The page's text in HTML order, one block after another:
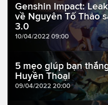
Genshin Impact:
về Nguyên Tố Thảo
3.0
10/04/2022 09:00
5 mẹo giúp bạn
Huyền Thoại
09/04/2022 20:00